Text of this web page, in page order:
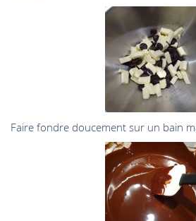
Faire fondre doucement sur un bain